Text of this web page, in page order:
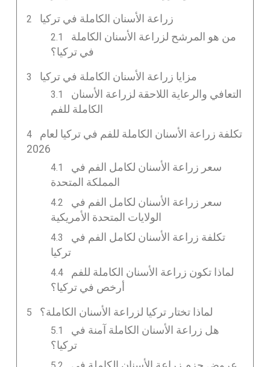
زراعة الأسنان الكاملة في تركيا
من هو المرشح لزراعة الأسنان الكاملة
في تركيا؟
مزايا زراعة الأسنان الكاملة في تركيا
التعافي والرعاية اللاحقة لزراعة الأسنان
الكاملة للفم
تكلفة زراعة الأسنان الكاملة للفم في تركيا لعام
2026
سعر زراعة الأسنان لكامل الفم في
المملكة المتحدة
سعر زراعة الأسنان لكامل الفم في
الولايات المتحدة الأمريكية
تكلفة زراعة الأسنان لكامل الفم في
تركيا
لماذا تكون زراعة الأسنان الكاملة للفم
أرخص في تركيا؟
لماذا تختار تركيا لزراعة الأسنان الكاملة؟
هل زراعة الأسنان الكاملة آمنة في
تركيا؟